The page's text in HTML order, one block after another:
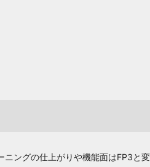
ニングの仕上がりや機能面はFP3と変